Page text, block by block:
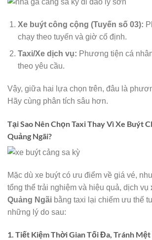
Xe buýt công cộng (Tuyến số 03):
chạy theo tuyến và giờ cố định.
Taxi/Xe dịch vụ: Phương tiện cá
theo yêu cầu.
Vậy, giữa hai lựa chọn trên, đâu là
Hãy cùng phân tích sâu hơn.
Tại Sao Nên Chọn Taxi Thay Vì Xe Buýt
Quảng Ngãi?
Mặc dù xe buýt có ưu điểm về giá vé,
tổng thể trải nghiệm và hiệu quả, dịch vụ
Quảng Ngãi bằng taxi lại chiếm ưu thế
những lý do sau:
1. Tiết Kiệm Thời Gian Tối Đa, Tránh